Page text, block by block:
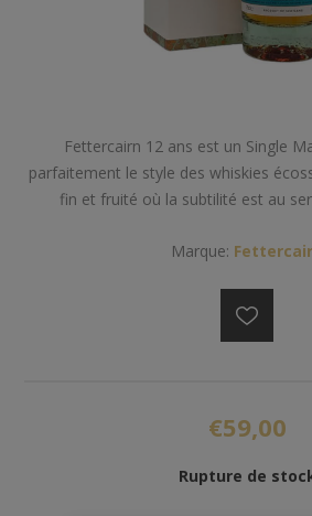
Fettercairn 12 ans est un Single
parfaitement le style des whiskies
fin et fruité où la subtilité est au
Marque:
€59,00
Rupture de